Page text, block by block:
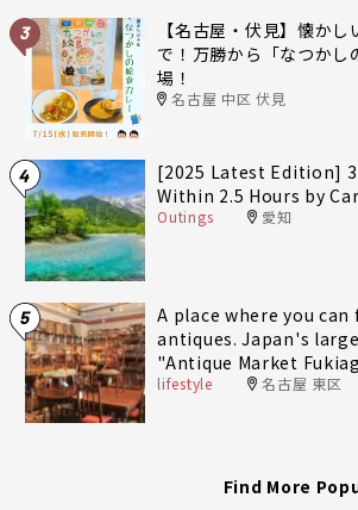
3
【名古屋・伏見】懐か
で！万勝から「なつかし
場！
名古屋 中区 伏見
4
[2025 Latest Edition]
Within 2.5 Hours by
Outings 愛知
5
A place where you
antiques. Japan's
"Antique Market
lifestyle 名古屋 東区
Find More